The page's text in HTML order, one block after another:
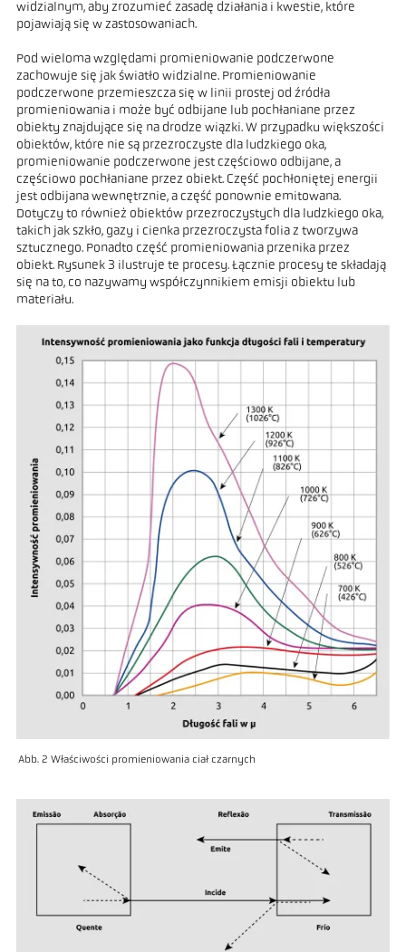
widzialnym, aby zrozumieć zasadę działania i kwestie, które
pojawiają się w zastosowaniach.
Pod wieloma względami promieniowanie podczerwone
zachowuje się jak światło widzialne. Promieniowanie
podczerwone przemieszcza się w linii prostej od źródła
promieniowania i może być odbijane lub pochłaniane przez
obiekty znajdujące się na drodze wiązki. W przypadku większości
obiektów, które nie są przezroczyste dla ludzkiego oka,
promieniowanie podczerwone jest częściowo odbijane, a
częściowo pochłaniane przez obiekt. Część pochłoniętej energii
jest odbijana wewnętrznie, a część ponownie emitowana.
Dotyczy to również obiektów przezroczystych dla ludzkiego oka,
takich jak szkło, gazy i cienka przezroczysta folia z tworzywa
sztucznego. Ponadto część promieniowania przenika przez
obiekt. Rysunek 3 ilustruje te procesy. Łącznie procesy te składają
się na to, co nazywamy współczynnikiem emisji obiektu lub
materiału.
Abb. 2 Właściwości promieniowania ciał czarnych